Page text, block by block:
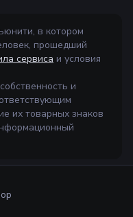
в котором
прошедший
сервиса и условия
и
их товарных знаков